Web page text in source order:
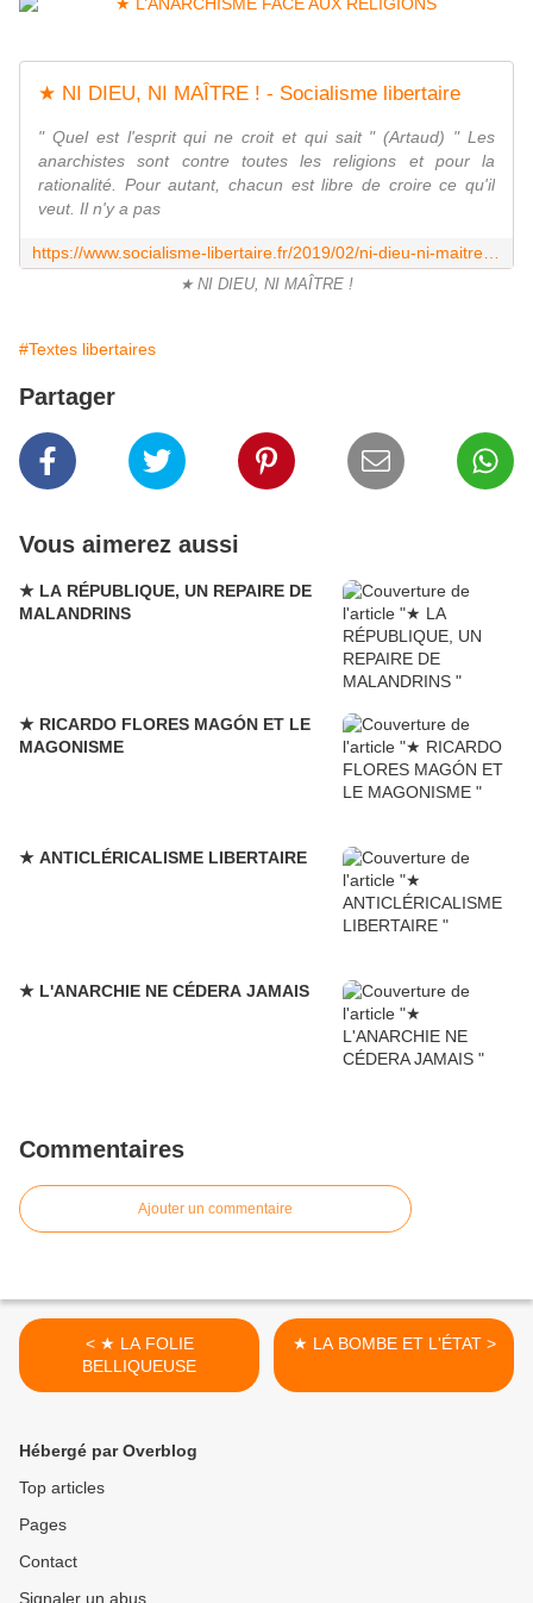
★ NI DIEU, NI MAÎTRE ! - Socialisme libertaire
" Quel est l'esprit qui ne croit et qui sait " (Artaud) " Les
anarchistes sont contre toutes les religions et pour la
rationalité. Pour autant, chacun est libre de croire ce qu'il
veut. Il n'y a pas
★ NI DIEU, NI MAÎTRE !
#Textes libertaires
Partager
Vous aimerez aussi
★ LA RÉPUBLIQUE, UN REPAIRE DE
MALANDRINS
★ RICARDO FLORES MAGÓN ET LE
MAGONISME
★ ANTICLÉRICALISME LIBERTAIRE
★ L'ANARCHIE NE CÉDERA JAMAIS
Commentaires
Ajouter un commentaire
< ★ LA FOLIE
BELLIQUEUSE
★ LA BOMBE ET L'ÉTAT >
Hébergé par Overblog
Top articles
Pages
Contact
Signaler un abus